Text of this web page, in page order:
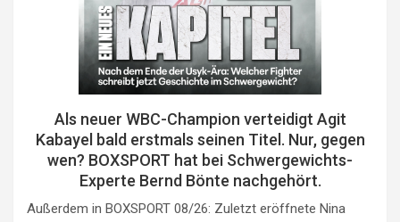
Als neuer WBC-Champion verteidigt Agit
Kabayel bald erstmals seinen Titel. Nur, gegen
wen? BOXSPORT hat bei Schwergewichts-
Experte Bernd Bönte nachgehört.
Außerdem in BOXSPORT 08/26: Zuletzt eröffnete Nina